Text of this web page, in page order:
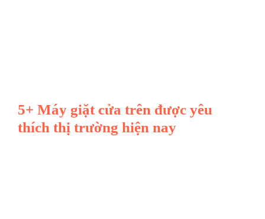
5+ Máy giặt cửa trên được yêu
thích thị trường hiện nay